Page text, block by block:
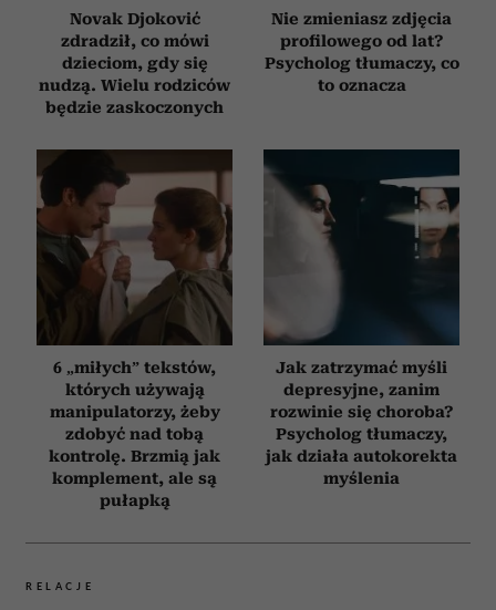
Novak Djoković
zdradził, co mówi
dzieciom, gdy się
nudzą. Wielu rodziców
będzie zaskoczonych
Nie zmieniasz zdjęcia
profilowego od lat?
Psycholog tłumaczy, co
to oznacza
6 „miłych” tekstów,
których używają
manipulatorzy, żeby
zdobyć nad tobą
kontrolę. Brzmią jak
komplement, ale są
pułapką
Jak zatrzymać myśli
depresyjne, zanim
rozwinie się choroba?
Psycholog tłumaczy,
jak działa autokorekta
myślenia
RELACJE